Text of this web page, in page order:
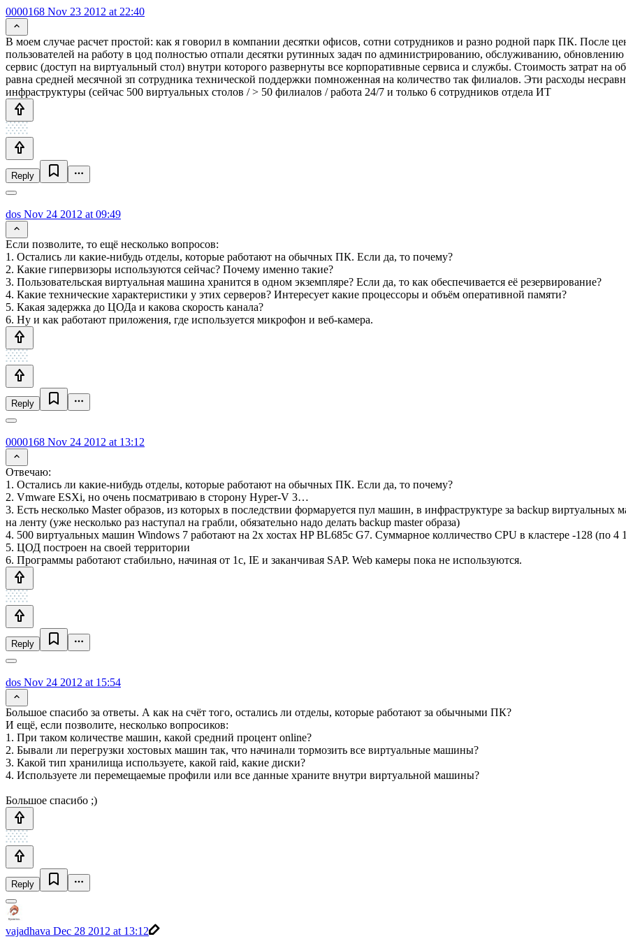
0000168 Nov 23 2012 at 22:40
В моем случае расчет простой: как я говорил в компании десятки офисов, сотни сотрудников и разно родной парк ПК. После
пользователей на работу в цод полностью отпали десятки рутинных задач по администрированию, обслуживанию,
сервис (доступ на виртуальный стол) внутри которого развернуты все корпоративные сервиса и службы. Стоимость затрат
равна средней месячной зп сотрудника технической поддержки помноженная на количество так филиалов. Эти расходы
инфраструктуры (сейчас 500 виртуальных столов / > 50 филиалов / работа 24/7 и только 6 сотрудников отдела ИТ
Reply
dos Nov 24 2012 at 09:49
Если позволите, то ещё несколько вопросов:
1. Остались ли какие-нибудь отделы, которые работают на обычных ПК. Если да, то почему?
2. Какие гипервизоры используются сейчас? Почему именно такие?
3. Пользовательская виртуальная машина хранится в одном экземпляре? Если да, то как обеспечивается её резервирование?
4. Какие технические характеристики у этих серверов? Интересует какие процессоры и объём оперативной памяти?
5. Какая задержка до ЦОДа и какова скорость канала?
6. Ну и как работают приложения, где используется микрофон и веб-камера.
Reply
0000168 Nov 24 2012 at 13:12
Отвечаю:
1. Остались ли какие-нибудь отделы, которые работают на обычных ПК. Если да, то почему?
2. Vmware ESXi, но очень посматриваю в сторону Hyper-V 3…
3. Есть несколько Master образов, из которых в последствии формаруется пул машин, в инфраструктуре за backup виртуальных
на ленту (уже несколько раз наступал на грабли, обязательно надо делать backup master образа)
4. 500 виртуальных машин Windows 7 работают на 2x хостах HP BL685c G7. Суммарное колличество CPU в кластере -128 (по
5. ЦОД построен на своей территории
6. Программы работают стабильно, начиная от 1с, IE и заканчивая SAP. Web камеры пока не используются.
Reply
dos Nov 24 2012 at 15:54
Большое спасибо за ответы. А как на счёт того, остались ли отделы, которые работают за обычными ПК?
И ещё, если позволите, несколько вопросиков:
1. При таком количестве машин, какой средний процент online?
2. Бывали ли перегрузки хостовых машин так, что начинали тормозить все виртуальные машины?
3. Какой тип хранилища используете, какой raid, какие диски?
4. Используете ли перемещаемые профили или все данные храните внутри виртуальной машины?
Большое спасибо ;)
Reply
vajadhava Dec 28 2012 at 13:12